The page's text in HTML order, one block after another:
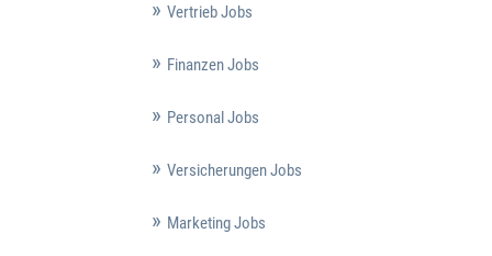
Vertrieb Jobs
Finanzen Jobs
Personal Jobs
Versicherungen Jobs
Marketing Jobs